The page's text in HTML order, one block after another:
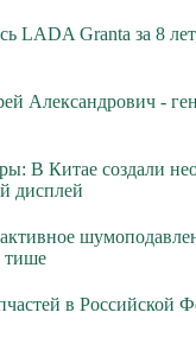
LADA Granta за 8
Александрович -
В Китае создали
дисплей
тише
в Российской